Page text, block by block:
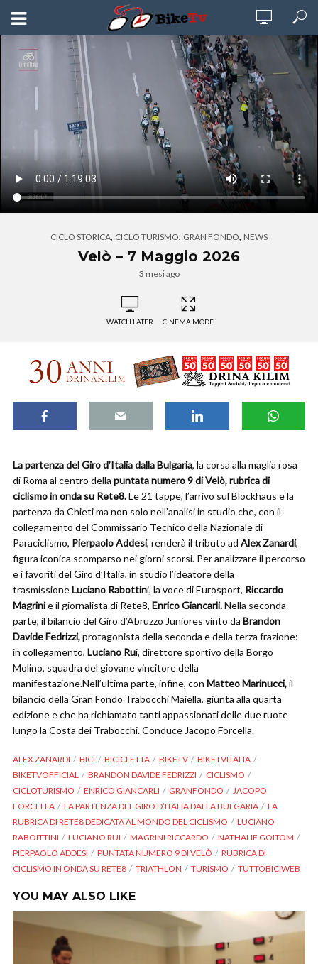
CICLO STORICA, CICLO TURISMO, GRAN FONDO, NEWS
Velò – 7 Maggio 2026
3 mesi ago
WATCH LATER CINEMA MODE
La partenza del Giro d’Italia dalla Bulgaria, la corsa alla maglia rosa
di Roma al centro della puntata numero 9 di Velò, rubrica di
ciclismo in onda su Rete8.Le 21 tappe, l’arrivo sul Blockhaus e la
partenza da Chieti ma non solo nell’analisi in studio che, con il
collegamento del Commissario Tecnico della Nazionale di
Paraciclismo, Pierpaolo Addesi, renderà il tributo ad Alex Zanardi,
figura iconica scomparso nei giorni scorsi. Per analizzare il percorso
e i favoriti del Giro d’Italia, in studio l’ideatore della
trasmissioneLuciano Rabottini, la voce di Eurosport, Riccardo
Magrinie il giornalista di Rete8, Enrico Giancarli.Nella seconda
parte, il bilancio del Giro d’Abruzzo Juniores vinto da Brandon
Davide Fedrizzi,protagonista della seconda e della terza frazione:
in collegamento, Luciano Rui, direttore sportivo della Borgo
Molino, squadra del giovane vincitore della
manifestazione.Nell’ultima parte, infine, con Matteo Marinucci,il
bilancio della Gran Fondo Trabocchi Maiella, giunta alla quarta
edizione e che ha richiamato tanti appassionati delle due ruote
lungo la Costa dei Trabocchi. Conduce Jacopo Forcella.
ALEX ZANARDI BICI BICICLETTA BIKETV
BIKETVITALIA
BIKETVOFFICIAL
BRANDON DAVIDE FEDRIZZI
CICLISMO
CICLOTURISMO
ENRICO GIANCARLI GRANFONDO
JACOPO
FORCELLA
LA PARTENZA DEL GIRO D’ITALIA DALLA BULGARIA
LA
RUBRICA DI RETE8 DEDICATA AL MONDO DEL CICLISMO
LUCIANO
RABOITTINI
LUCIANO RUI MAGRINI RICCARDO
NATHALIE GOITOM
PIERPAOLO ADDESI
PUNTATA NUMERO 9 DI VELÒ
RUBRICA DI
CICLISMO IN ONDA SU RETE8
TRIATHLON TURISMO TUTTOBICIWEB
YOU MAY ALSO LIKE